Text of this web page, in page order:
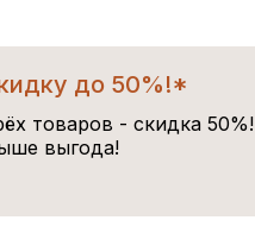
до 50%!*
товаров - скидка
выгода!